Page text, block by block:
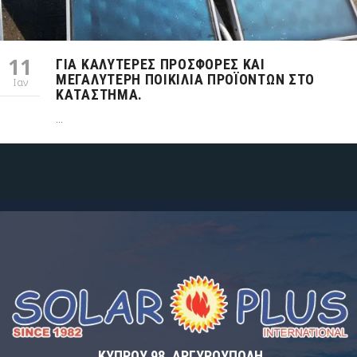
ΓΙΑ ΚΑΛΎΤΕΡΕΣ ΠΡΟΣΦΟΡΈΣ ΚΑΙ
ΜΕΓΑΛΎΤΕΡΗ ΠΟΙΚΙΛΊΑ ΠΡΟΪΌΝΤΩΝ ΣΤΟ
ΚΑΤΆΣΤΗΜΑ.
...
11
Ιαν